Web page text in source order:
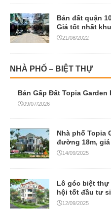
Bán đất quận
Giá tốt nhất
21/08/2022
NHÀ PHỐ – BIỆT THỰ
Bán Gấp Đất Topia Garden
09/07/2026
Nhà phố Topia
đường 18m,
14/09/2025
Lô góc biệt thự
hội tốt đầu tư
12/09/2025